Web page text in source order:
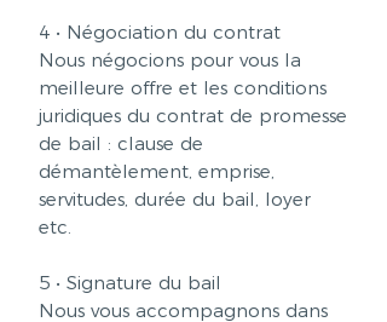
4 • Négociation du contrat
Nous négocions pour vous la
meilleure offre et les conditions
juridiques du contrat de promesse
de bail : clause de
démantèlement, emprise,
servitudes, durée du bail, loyer
etc.
5 • Signature du bail
Nous vous accompagnons dans